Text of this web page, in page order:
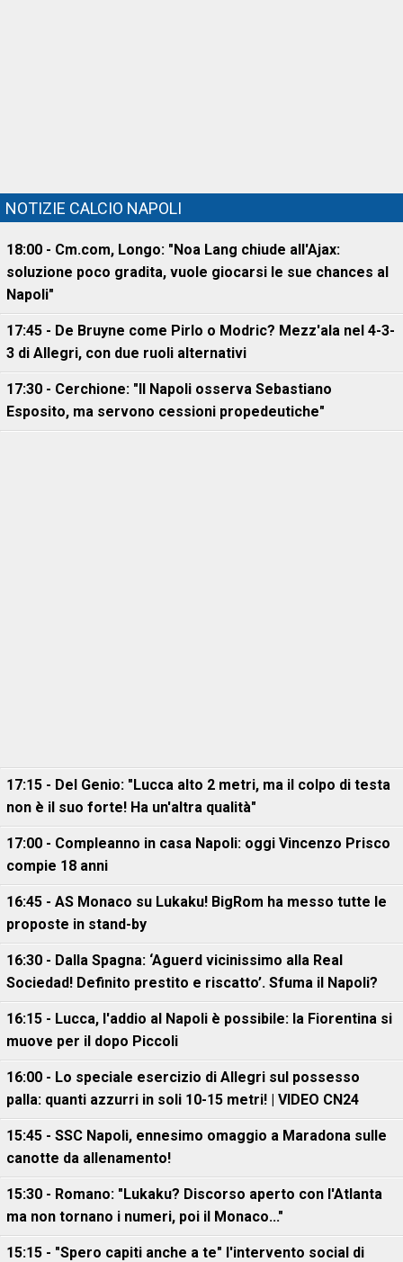
NOTIZIE CALCIO NAPOLI
18:00 - Cm.com, Longo: "Noa Lang chiude all'Ajax:
soluzione poco gradita, vuole giocarsi le sue chances al
Napoli"
17:45 - De Bruyne come Pirlo o Modric? Mezz'ala nel 4-3-
3 di Allegri, con due ruoli alternativi
17:30 - Cerchione: "Il Napoli osserva Sebastiano
Esposito, ma servono cessioni propedeutiche"
17:15 - Del Genio: "Lucca alto 2 metri, ma il colpo di testa
non è il suo forte! Ha un'altra qualità"
17:00 - Compleanno in casa Napoli: oggi Vincenzo Prisco
compie 18 anni
16:45 - AS Monaco su Lukaku! BigRom ha messo tutte le
proposte in stand-by
16:30 - Dalla Spagna: ‘Aguerd vicinissimo alla Real
Sociedad! Definito prestito e riscatto’. Sfuma il Napoli?
16:15 - Lucca, l'addio al Napoli è possibile: la Fiorentina si
muove per il dopo Piccoli
16:00 - Lo speciale esercizio di Allegri sul possesso
palla: quanti azzurri in soli 10-15 metri! | VIDEO CN24
15:45 - SSC Napoli, ennesimo omaggio a Maradona sulle
canotte da allenamento!
15:30 - Romano: "Lukaku? Discorso aperto con l'Atlanta
ma non tornano i numeri, poi il Monaco..."
15:15 - "Spero capiti anche a te" l'intervento social di